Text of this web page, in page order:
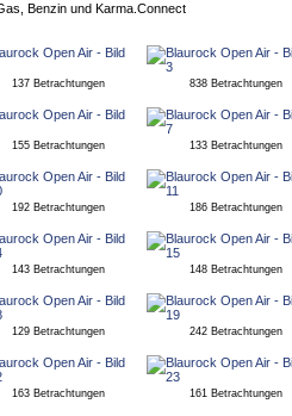
Benzin und Karma.Connect
137 Betrachtungen 838 Betrachtungen
155 Betrachtungen 133 Betrachtungen
192 Betrachtungen 186 Betrachtungen
143 Betrachtungen 148 Betrachtungen
129 Betrachtungen 242 Betrachtungen
163 Betrachtungen 161 Betrachtungen